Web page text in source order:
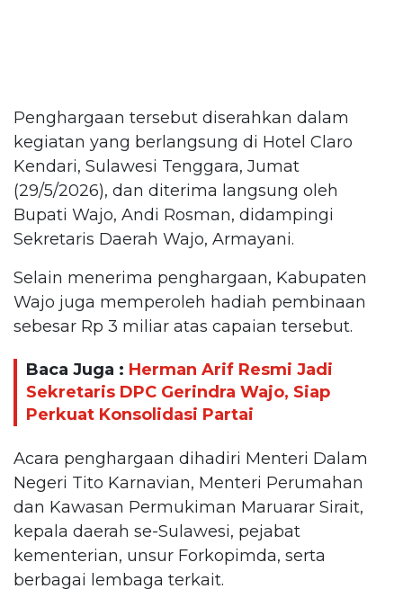
Penghargaan tersebut diserahkan dalam
kegiatan yang berlangsung di Hotel Claro
Kendari, Sulawesi Tenggara, Jumat
(29/5/2026), dan diterima langsung oleh
Bupati Wajo, Andi Rosman, didampingi
Sekretaris Daerah Wajo, Armayani.
Selain menerima penghargaan, Kabupaten
Wajo juga memperoleh hadiah pembinaan
sebesar Rp 3 miliar atas capaian tersebut.
Baca Juga : Herman Arif Resmi Jadi
Sekretaris DPC Gerindra Wajo, Siap
Perkuat Konsolidasi Partai
Acara penghargaan dihadiri Menteri Dalam
Negeri Tito Karnavian, Menteri Perumahan
dan Kawasan Permukiman Maruarar Sirait,
kepala daerah se-Sulawesi, pejabat
kementerian, unsur Forkopimda, serta
berbagai lembaga terkait.